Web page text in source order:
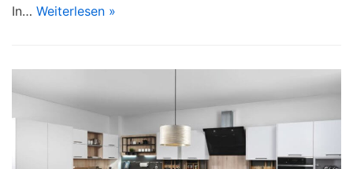
In… Weiterlesen »